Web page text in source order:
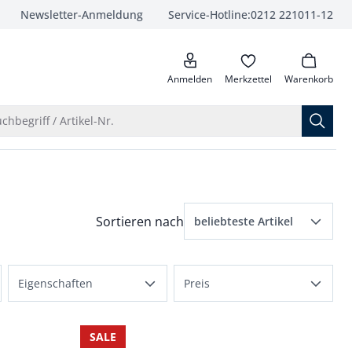
Newsletter-Anmeldung Service-Hotline:0212 221011-12
anrufen
Anmelden Merkzettel Warenkorb
/ Artikel-Nr.
Menü Sortierung: beliebteste Artikel
Sortieren nach beliebteste Artikel
Preis aufsteigend
Eigenschaften Preis
SALE